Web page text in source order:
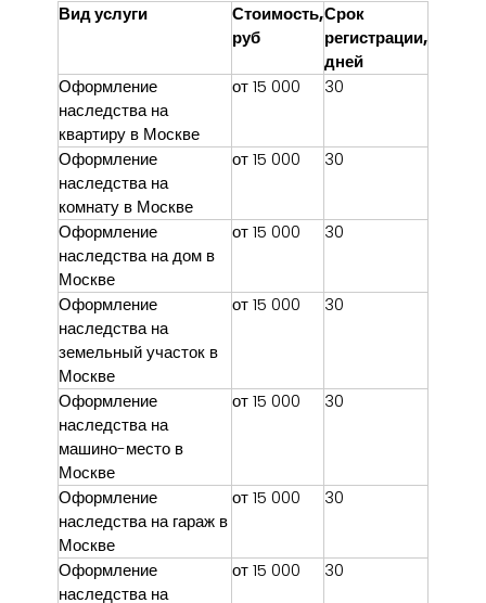
Вид услуги
Стоимость,
руб
Срок
регистрации,
дней
Оформление
наследства на
квартиру в Москве
от 15 000 30
Оформление
наследства на
комнату в Москве
от 15 000 30
Оформление
наследства на дом в
Москве
от 15 000 30
Оформление
наследства на
земельный участок в
Москве
от 15 000 30
Оформление
наследства на
машино-место в
Москве
от 15 000 30
Оформление
наследства на гараж в
Москве
от 15 000 30
Оформление
наследства на
от 15 000 30